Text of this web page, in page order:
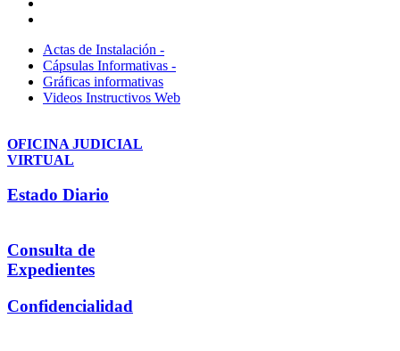
Actas de Instalación -
Cápsulas Informativas -
Gráficas informativas
Videos Instructivos Web
OFICINA JUDICIAL
VIRTUAL
Estado Diario
Consulta de
Expedientes
Confidencialidad